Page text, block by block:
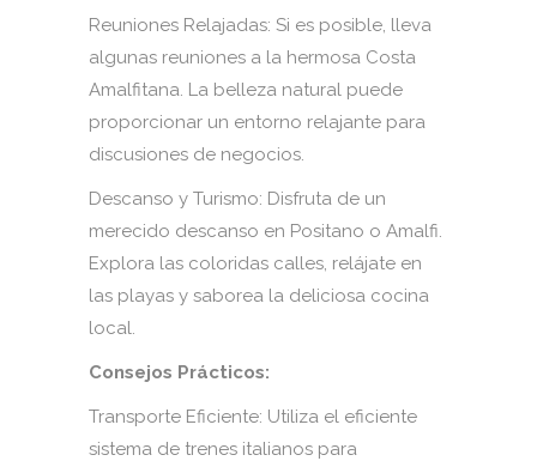
Reuniones Relajadas: Si es posible, lleva
algunas reuniones a la hermosa Costa
Amalfitana. La belleza natural puede
proporcionar un entorno relajante para
discusiones de negocios.
Descanso y Turismo: Disfruta de un
merecido descanso en Positano o Amalfi.
Explora las coloridas calles, relájate en
las playas y saborea la deliciosa cocina
local.
Consejos Prácticos:
Transporte Eficiente: Utiliza el eficiente
sistema de trenes italianos para